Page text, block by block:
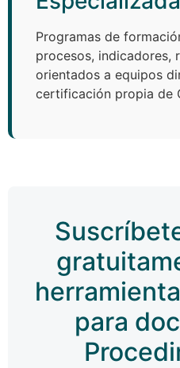
Programas de
procesos, indicadores,
orientados a equipos
certificación propia de
para